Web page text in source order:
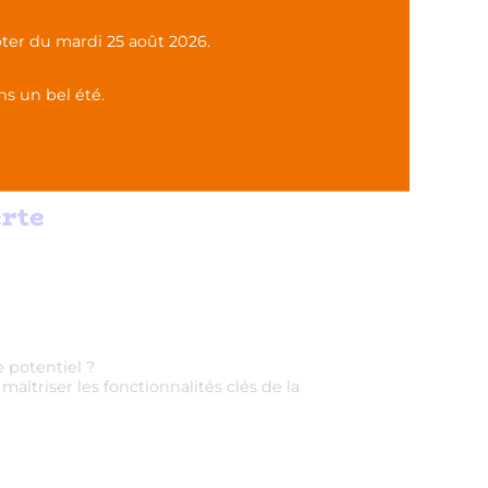
potentiel ?
les fonctionnalités clés de la
du mardi 25 août 2026.
un bel été.